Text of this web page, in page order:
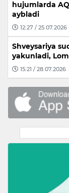
hujumlarda
aybladi
12:27 / 25.07.2026
Shveysariya
yakunladi,
15:21 / 28.07.2026